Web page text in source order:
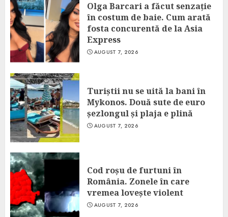
Olga Barcari a făcut senzație
în costum de baie. Cum arată
fosta concurentă de la Asia
Express
AUGUST 7, 2026
Turiștii nu se uită la bani în
Mykonos. Două sute de euro
șezlongul și plaja e plină
AUGUST 7, 2026
Cod roșu de furtuni în
România. Zonele în care
vremea lovește violent
AUGUST 7, 2026